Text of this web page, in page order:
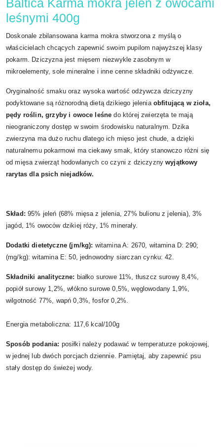
Baltica Karma mokra jeleń z owocami
leśnymi 400g
Doskonale zbilansowana karma mokra stworzona z myślą o
właścicielach chcących zapewnić swoim pupilom najwyższej klasy
pokarm. Dziczyzna jest mięsem niezwykle zasobnym w
mikroelementy, sole mineralne i inne cenne składniki odżywcze.
Oryginalność smaku oraz wysoka wartość odżywcza dziczyzny
podyktowane są różnorodną dietą dzikiego jelenia obfitującą w zioła,
pędy roślin, grzyby i owoce leśne do której zwierzęta te mają
nieograniczony dostęp w swoim środowisku naturalnym. Dzika
zwierzyna ma dużo ruchu dlatego ich mięso jest chude, a dzięki
naturalnemu pokarmowi ma ciekawy smak, który stanowczo różni się
od mięsa zwierząt hodowlanych co czyni z dziczyznywyjątkowy
rarytas dla psich niejadków.
Skład: 95% jeleń (68% mięsa z jelenia, 27% bulionu z jelenia), 3%
jagód, 1% owoców dzikiej róży, 1% minerały.
Dodatki dietetyczne (jm/kg): witamina A: 2670, witamina D: 290;
(mg/kg): witamina E: 50, jednowodny siarczan cynku: 42.
Składniki analityczne: białko surowe 11%, tłuszcz surowy 8,4%,
popiół surowy 1,2%, włókno surowe 0,5%, węglowodany 1,9%,
wilgotność 77%, wapń 0,3%, fosfor 0,2%.
Energia metaboliczna: 117,6 kcal/100g
Sposób podania: posiłki należy podawać w temperaturze pokojowej,
w jednej lub dwóch porcjach dziennie. Pamiętaj, aby zapewnić psu
stały dostęp do świeżej wody.